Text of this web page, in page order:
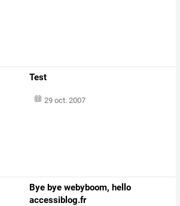
Test
29 oct. 2007
Bye bye webyboom, hello
accessiblog.fr